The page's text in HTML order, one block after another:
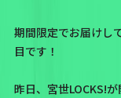
期間限定でお届けし
目です！
昨日、宮世LOCKS!